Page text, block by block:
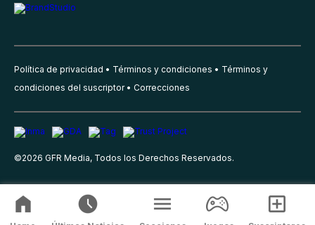
Política de privacidad Términos y condiciones
Términos y
condiciones del suscriptor
Correcciones
©2026 GFR Media, Todos los Derechos Reservados.